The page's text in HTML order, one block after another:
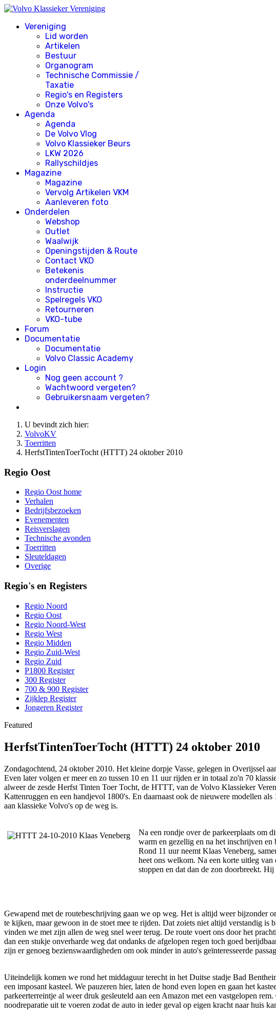
Vereniging
Lid worden
Artikelen
Bestuur
Organogram
Technische Commissie /
Taxatie
Regio's en Registers
Onze Volvo's
Agenda
Agenda
De Volvo Vlog
Volvo Klassieker Beurs
LKW 2026
Rallyschildjes
Magazine
Magazine
Vervolg Artikelen VKM
Aanleveren foto
Onderdelen
Webshop
Outlet
Waalwijk
Openingstijden & Route
Contact VKO
Betekenis
onderdeelnummer
Instructie
Spelregels VKO
Retourneren
VKO-tube
Forum
Documentatie
Documentatie
Volvo Classic Academy
Login
Nog geen account ?
Wachtwoord vergeten?
Gebruikersnaam vergeten?
U bevindt zich hier:
VolvoKV
Toerritten
HerfstTintenToerTocht (HTTT) 24 oktober 2010
Regio Oost
Regio Oost home
Verhalen
Bedrijfsbezoeken
Evenementen
Reisverslagen
Technische avonden
Toerritten
Sleuteldagen
Overige
Regio's en Registers
Regio Noord
Regio Oost
Regio Noord-West
Regio West
Regio Midden
Regio Zuid-West
Regio Zuid
P1800 Register
300 Register
700 & 900 Register
Zijklep Register
Jongeren Register
Featured
HerfstTintenToerTocht (HTTT) 24 oktober 2010
Zondagochtend, 24 oktober 2010. Het kleine dorpje Vasse, gelegen in Overijssel
Even later volgen er meer en zo tussen 10 en 11 uur rijden er in totaal zo'n 70
alweer de zesde Herfst Tinten Toer Tocht, de HTTT, van de Volvo Klassieker
Kattenruggen en een handjevol 1800's. En daarnaast ook de nieuwere modellen
aan klassieke Volvo's op de weg is.
Na een rondje over de parkeerplaats om
warm en gezellig en na het inschrijven en
Rond 11 uur neemt Klaas Veneberg,
heet ons welkom. Na een korte uitleg
stoppen en dat dan de zon doorbreekt.
Gewapend met de routebeschrijving gaan we op weg. Het is altijd weer bijzonder
te kijken, maar gewoon in de stoet mee te rijden. Dat zoiets niet altijd verstandig
vinden we met zijn allen de weg snel weer terug. De route voert ons door het
dan een stukje onverharde weg dat ondanks de afgelopen regen toch goed
zijn er genoeg bezienswaardigheden om ook minder in auto's geïnteresseerde
Uiteindelijk komen we rond het middaguur terecht in het Duitse stadje Bad
een imposant kasteel. We pauzeren hier, laten de hond even lopen en gaan het
parkeerterreintje al weer druk gesleuteld aan een Amazon met een vastgelopen
noodreparatie uit te voeren zodat de auto in ieder geval op eigen kracht naar huis